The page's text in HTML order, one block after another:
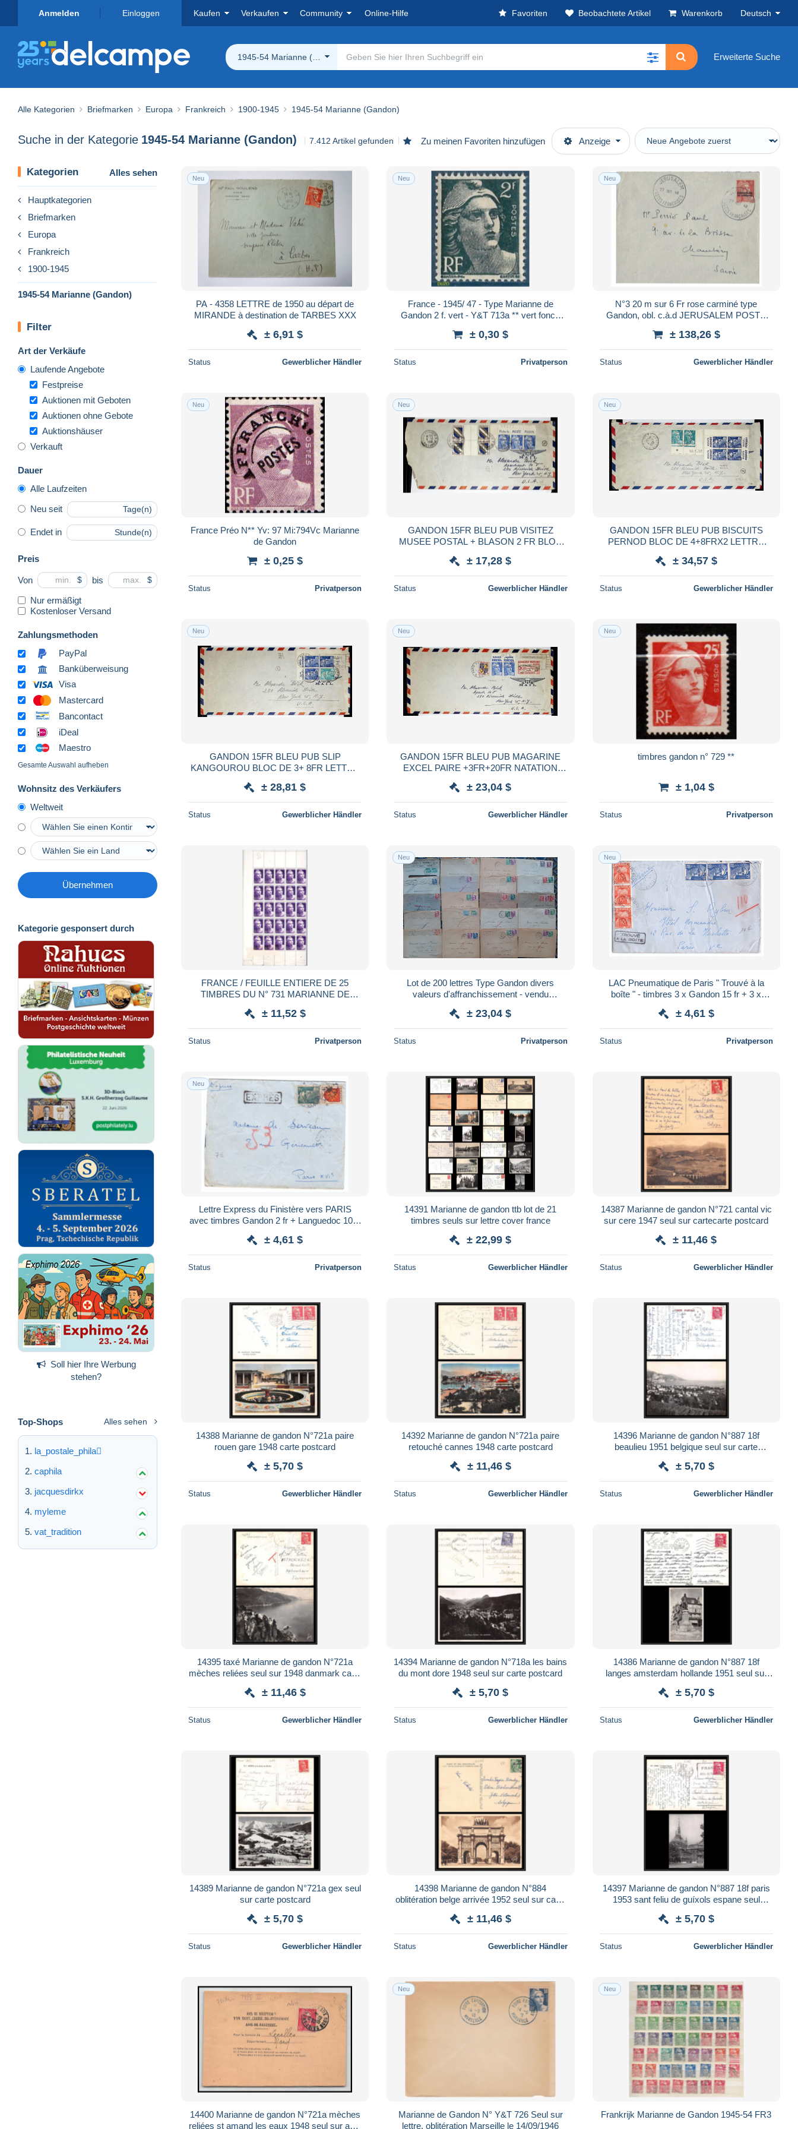
Anmelden Einloggen Kaufen Verkaufen Community Online-Hilfe Favoriten Beobachtete Artikel Warenkorb Deutsch
1945-54 Marianne (Gandon) Erweiterte Suche
Alle Kategorien Briefmarken Europa Frankreich 1900-1945 1945-54 Marianne (Gandon)
Suche in der Kategorie 1945-54 Marianne (Gandon) 7.412 Artikel gefunden Zu meinen Favoriten hinzufügen Anzeige
Kategorien Alles sehen
Hauptkategorien
Briefmarken
Europa
Frankreich
1900-1945
1945-54 Marianne (Gandon)
Filter
Art der Verkäufe
Laufende Angebote
Festpreise
Auktionen mit Geboten
Auktionen ohne Gebote
Auktionshäuser
Verkauft
Dauer
Alle Laufzeiten
Neu seit Tage(n)
Endet in Stunde(n)
Preis
Von $ bis $
Nur ermäßigt
Kostenloser Versand
Zahlungsmethoden
PayPal
Banküberweisung
Visa
Mastercard
Bancontact
iDeal
Maestro
Gesamte Auswahl aufheben
Wohnsitz des Verkäufers
Weltweit
Übernehmen
Kategorie gesponsert durch
Soll hier Ihre Werbung
stehen?
Top-Shops Alles sehen
la_postale_phila
caphila
jacquesdirkx
myleme
vat_tradition
Neu
PA - 4358 LETTRE de 1950 au départ de
MIRANDE à destination de TARBES XXX
± 6,91 $
Status Gewerblicher Händler
Neu
France - 1945/ 47 - Type Marianne de
Gandon 2 f. vert - Y&T 713a ** vert foncé
± 0,30 $
Status Privatperson
Neu
N°3 20 m sur 6 Fr rose carminé type
Gandon, obl. c.à.d JERUSALEM POSTE
± 138,26 $
Status Gewerblicher Händler
Neu
France Préo N** Yv: 97 Mi:794Vc Marianne
de Gandon
± 0,25 $
Status Privatperson
Neu
GANDON 15FR BLEU PUB VISITEZ
MUSEE POSTAL + BLASON 2 FR BLOC
PARIS 1953 POUR USA
± 17,28 $
Status Gewerblicher Händler
Neu
GANDON 15FR BLEU PUB BISCUITS
PERNOD BLOC DE 4+8FRX2 LETTRE
± 34,57 $
Status Gewerblicher Händler
Neu
GANDON 15FR BLEU PUB SLIP
KANGOUROU BLOC DE 3+ 8FR LETTRE
± 28,81 $
Status Gewerblicher Händler
Neu
GANDON 15FR BLEU PUB MAGARINE
EXCEL PAIRE +3FR+20FR NATATION
± 23,04 $
Status Gewerblicher Händler
Neu
timbres gandon n° 729 **
± 1,04 $
Status Privatperson
FRANCE / FEUILLE ENTIERE DE 25
TIMBRES DU N° 731 MARIANNE DE
± 11,52 $
Status Privatperson
Neu
Lot de 200 lettres Type Gandon divers
valeurs d'affranchissement - vendu
± 23,04 $
Status Privatperson
Neu
LAC Pneumatique de Paris " Trouvé à la
boîte " - timbres 3 x Gandon 15 fr + 3 x
± 4,61 $
Status Privatperson
Neu
Lettre Express du Finistère vers PARIS
avec timbres Gandon 2 fr + Languedoc 10 fr
± 4,61 $
Status Privatperson
14391 Marianne de gandon ttb lot de 21
timbres seuls sur lettre cover france
± 22,99 $
Status Gewerblicher Händler
14387 Marianne de gandon N°721 cantal vic
sur cere 1947 seul sur cartecarte postcard
± 11,46 $
Status Gewerblicher Händler
14388 Marianne de gandon N°721a paire
rouen gare 1948 carte postcard
± 5,70 $
Status Gewerblicher Händler
14392 Marianne de gandon N°721a paire
retouché cannes 1948 carte postcard
± 11,46 $
Status Gewerblicher Händler
14396 Marianne de gandon N°887 18f
beaulieu 1951 belgique seul sur carte
± 5,70 $
Status Gewerblicher Händler
14395 taxé Marianne de gandon N°721a
mèches reliées seul sur 1948 danmark carte
± 11,46 $
Status Gewerblicher Händler
14394 Marianne de gandon N°718a les bains
du mont dore 1948 seul sur carte postcard
± 5,70 $
Status Gewerblicher Händler
14386 Marianne de gandon N°887 18f
langes amsterdam hollande 1951 seul sur
± 5,70 $
Status Gewerblicher Händler
14389 Marianne de gandon N°721a gex seul
sur carte postcard
± 5,70 $
Status Gewerblicher Händler
14398 Marianne de gandon N°884
oblitération belge arrivée 1952 seul sur carte
± 11,46 $
Status Gewerblicher Händler
14397 Marianne de gandon N°887 18f paris
1953 sant feliu de guíxols espane seul
± 5,70 $
Status Gewerblicher Händler
14400 Marianne de gandon N°721a mèches
reliées st amand les eaux 1948 seul sur avis
Neu
Marianne de Gandon N° Y&T 726 Seul sur
lettre, oblitération Marseille le 14/09/1946
Neu
Frankrijk Marianne de Gandon 1945-54 FR3